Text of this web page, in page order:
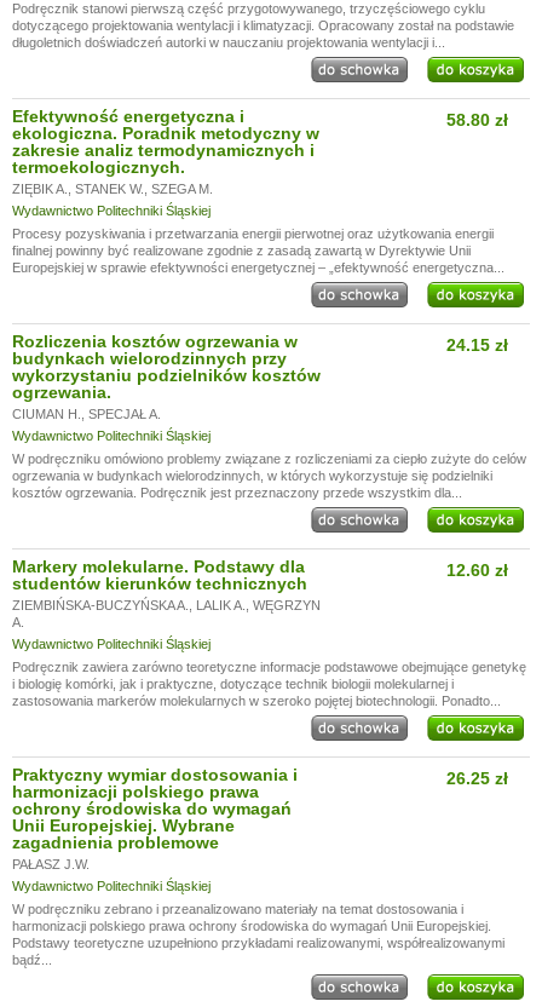
Podręcznik stanowi pierwszą część przygotowywanego, trzyczęściowego cyklu
dotyczącego projektowania wentylacji i klimatyzacji. Opracowany został na podstawie
długoletnich doświadczeń autorki w nauczaniu projektowania wentylacji i...
Efektywność energetyczna i
ekologiczna. Poradnik metodyczny w
zakresie analiz termodynamicznych i
termoekologicznych.
ZIĘBIK A. STANEK W. SZEGA M.
Wydawnictwo Politechniki Śląskiej
58.80 zł
Procesy pozyskiwania i przetwarzania energii pierwotnej oraz użytkowania energii
finalnej powinny być realizowane zgodnie z zasadą zawartą w Dyrektywie Unii
Europejskiej w sprawie efektywności energetycznej – „efektywność energetyczna...
Rozliczenia kosztów ogrzewania w
budynkach wielorodzinnych przy
wykorzystaniu podzielników kosztów
ogrzewania.
CIUMAN H.
SPECJAŁ A.
Wydawnictwo Politechniki Śląskiej
24.15 zł
W podręczniku omówiono problemy związane z rozliczeniami za ciepło zużyte do celów
ogrzewania w budynkach wielorodzinnych, w których wykorzystuje się podzielniki
kosztów ogrzewania. Podręcznik jest przeznaczony przede wszystkim dla...
Markery molekularne. Podstawy dla
studentów kierunków technicznych
ZIEMBIŃSKA-BUCZYŃSKA A. LALIK A.
WĘGRZYN
A.
Wydawnictwo Politechniki Śląskiej
12.60 zł
Podręcznik zawiera zarówno teoretyczne informacje podstawowe obejmujące genetykę
i biologię komórki, jak i praktyczne, dotyczące technik biologii molekularnej i
zastosowania markerów molekularnych w szeroko pojętej biotechnologii. Ponadto...
Praktyczny wymiar dostosowania i
harmonizacji polskiego prawa
ochrony środowiska do wymagań
Unii Europejskiej. Wybrane
zagadnienia problemowe
PAŁASZ J.W.
Wydawnictwo Politechniki Śląskiej
26.25 zł
W podręczniku zebrano i przeanalizowano materiały na temat dostosowania i
harmonizacji polskiego prawa ochrony środowiska do wymagań Unii Europejskiej.
Podstawy teoretyczne uzupełniono przykładami realizowanymi, współrealizowanymi
bądź...